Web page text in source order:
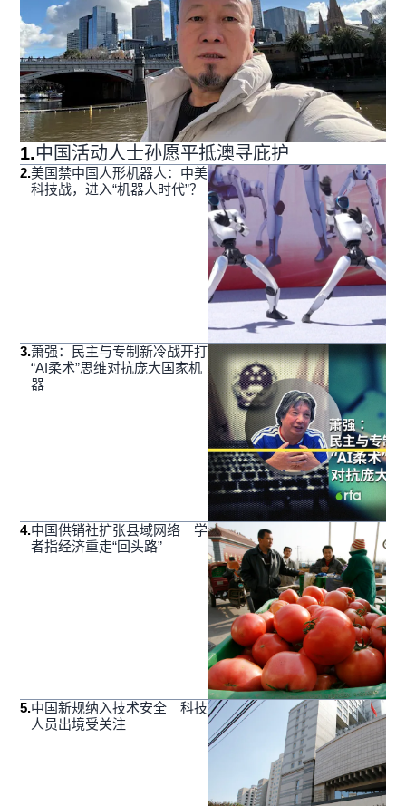
1.中国活动人士孙愿平抵澳寻庇护
2.美国禁中国人形机器人：中美
科技战，进入“机器人时代”？
3.萧强：民主与专制新冷战开打
“AI柔术”思维对抗庞大国家机
器
4.中国供销社扩张县域网络 学
者指经济重走“回头路”
5.中国新规纳入技术安全 科技
人员出境受关注